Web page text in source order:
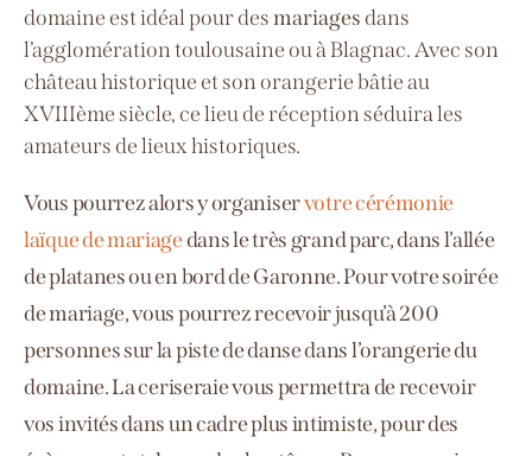
domaine est idéal pour desmariagesdans
l’agglomération toulousaine ou à Blagnac. Avec son
château historique et son orangeriebâtieau
XVIIIème siècle, ce lieu de réceptionséduira les
amateurs de lieux historiques.
Vous pourrez alors y organiservotre cérémonie
laïque de mariagedans le très grand parc, dans l’allée
de platanes ou en bord de Garonne. Pour votre soirée
de mariage, vous pourrez recevoir jusqu’à 200
personnes sur la piste de danse dans l’orangerie du
domaine. Laceriseraievous permettra de recevoir
vos invités dans un cadre plus intimiste, pour des